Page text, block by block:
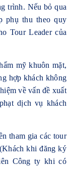
trình. Nếu bỏ qua
phụ thu theo quy
Tour Leader của
mỹ khuôn mặt,
hợp khách không
về vấn đề xuất
dịch vụ khách
tham gia các tour
khi đăng ký
Công ty khi có